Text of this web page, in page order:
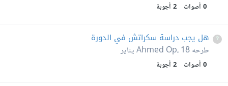
0 أصوات 2 أجوبة
هل يجب دراسة سكراتش في الدورة
طرحه Ahmed Op،18 يناير
0 أصوات 2 أجوبة